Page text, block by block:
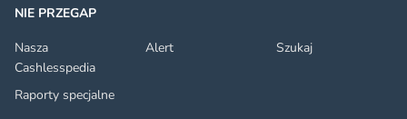
NIE PRZEGAP
Nasza
Cashlesspedia
Alert Szukaj
Raporty specjalne